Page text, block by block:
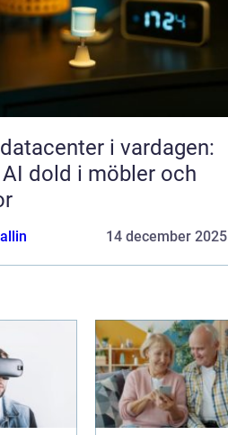
i vardagen:
dold i möbler och
14 december 2025